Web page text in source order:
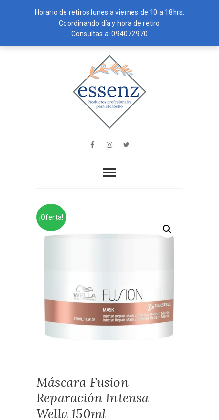
Horario de retiros lunes a viernes de 10 a 18hrs.
Coordinando día y hora de retiro
Consultas al094072970
to
essenz
EL CABELLO
FacebookInstagram
¡Oferta!
Máscara Fusion
Reparación Intensa
Wella 150ml